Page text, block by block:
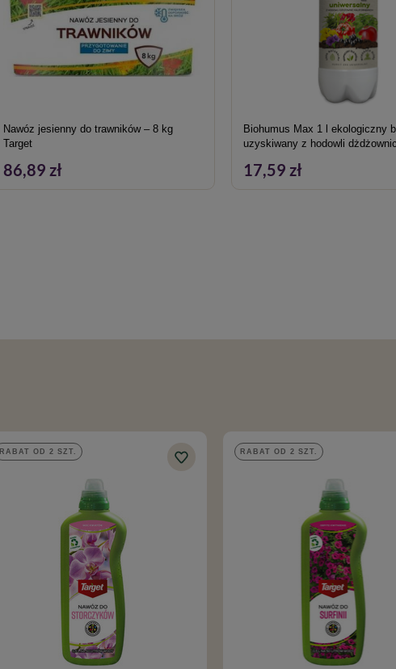
Nawóz jesienny do trawników – 8 kg
Target
86,89 zł
Biohumus Max 1 l ekologiczny
uzyskiwany z hodowli dżdżownic
17,59 zł
RABAT OD 2 SZT. RABAT OD 2 SZT.